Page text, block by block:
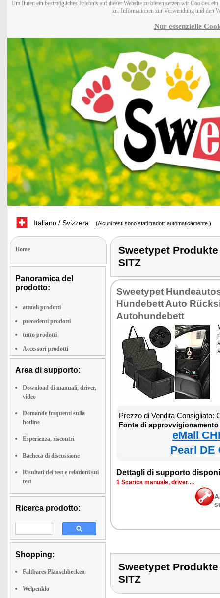
Um Ihnen ein bestmögliches Erlebnis auf dieser Website zu bieten setzen wir Cookies
zu. Informationen zur Verwendung und den
Nur essenzielle
Italiano / Svizzera (Alcuni testi sono stati tradotti automaticamente.)
Home
Panoramica del
prodotto:
attuali prodotti
precedenti prodotti
tutto prodotti
Accessori prodotti
Area di supporto:
Download di manuali, driver,
video
Domande frequenti sulla
hotline
Esperienza, riscontri
Bacheca di discussione
Risultati dei test e relazioni sui
test
Ricerca prodotto:
Shopping:
Faltbares Planschbecken
Welpenklo
Sweetypet Produkte
SITZ
Sweetypet
Hundebett Auto
Autohundebett
Prezzo di Vendita Consigliato:
Fonte di
eMall
Pearl DE
Dettagli di supporto
1 Scarica manuale, driver ...
Sweetypet Produkte
SITZ